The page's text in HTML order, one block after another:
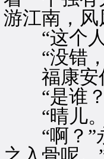
游江南，风
“这个人
“没错，
福康安仿
“是谁
“晴儿。
“啊？”永